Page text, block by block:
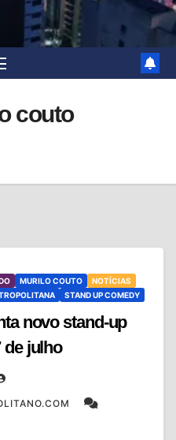
couto
MURILO COUTO
NOTÍCIAS
STAND UP COMEDY
novo stand-up
de julho